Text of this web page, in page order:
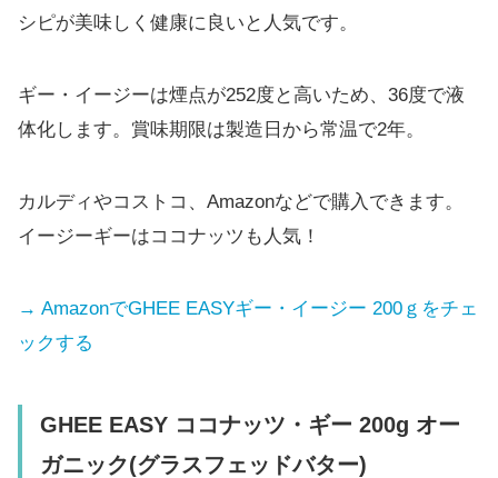
シピが美味しく健康に良いと人気です。
ギー・イージーは煙点が252度と高いため、36度で液
体化します。賞味期限は製造日から常温で2年。
カルディやコストコ、Amazonなどで購入できます。
イージーギーはココナッツも人気！
→ AmazonでGHEE EASYギー・イージー 200ｇをチェ
ックする
GHEE EASY ココナッツ・ギー 200g オー
ガニック(グラスフェッドバター)